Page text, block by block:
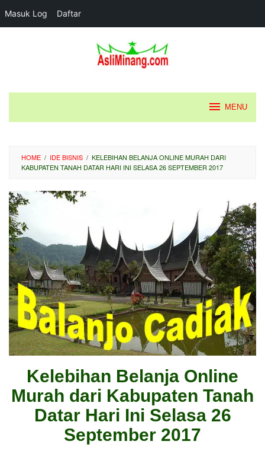
Masuk Log Daftar
MENU
HOME / IDE BISNIS / KELEBIHAN BELANJA ONLINE MURAH DARI
KABUPATEN TANAH DATAR HARI INI SELASA 26 SEPTEMBER 2017
Kelebihan Belanja Online
Murah dari Kabupaten Tanah
Datar Hari Ini Selasa 26
September 2017